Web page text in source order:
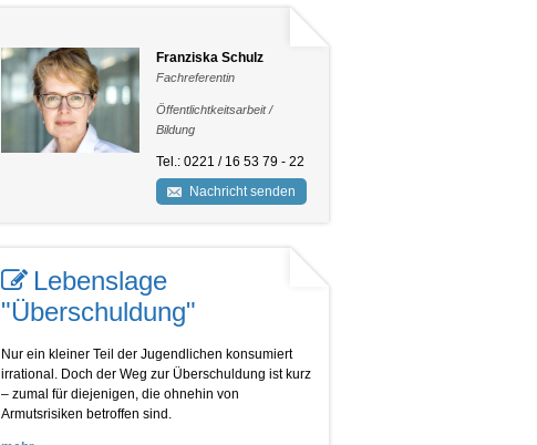
Franziska Schulz
Fachreferentin
Öffentlichtkeitsarbeit /
Bildung
Tel.: 0221 / 16 53 79 - 22
Nachricht senden
Lebenslage
"Überschuldung"
Nur ein kleiner Teil der Jugendlichen konsumiert
irrational. Doch der Weg zur Überschuldung ist kurz
– zumal für diejenigen, die ohnehin von
Armutsrisiken betroffen sind.